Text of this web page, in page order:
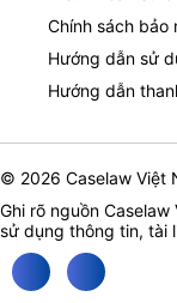
Chính sách bảo
Hướng dẫn sử
Hướng dẫn
© 2026 Caselaw Việt
Ghi rõ nguồn Caselaw
sử dụng thông tin, tài